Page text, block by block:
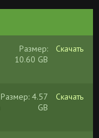
Размер:
10.60 GB
Скачать
Размер: 4.57
GB
Скачать